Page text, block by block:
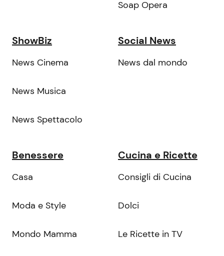
Soap Opera
ShowBiz
News Cinema
News Musica
News Spettacolo
Social News
News dal mondo
Benessere
Casa
Moda e Style
Mondo Mamma
Cucina e Ricette
Consigli di Cucina
Dolci
Le Ricette in TV